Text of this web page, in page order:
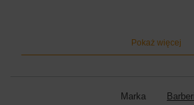
brązowy ciemny
Pokaż więcej
Marka